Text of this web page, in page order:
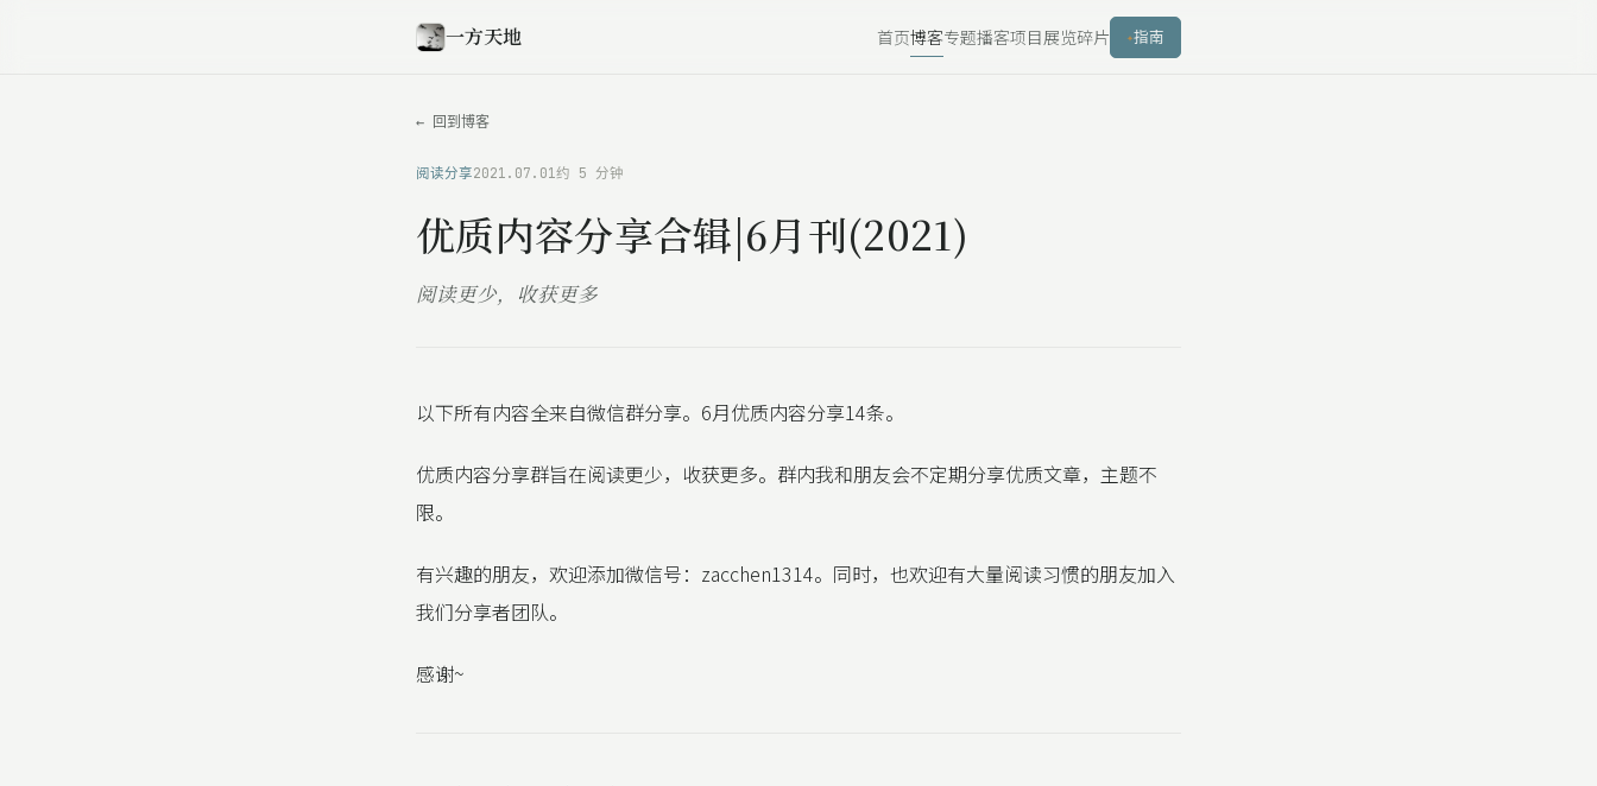
一方天地 首页博客专题播客项目展览碎片 指南
← 回到博客
阅读分享2021.07.01约 5 分钟
优质内容分享合辑|6月刊(2021)
阅读更少，收获更多
以下所有内容全来自微信群分享。6月优质内容分享14条。
优质内容分享群旨在阅读更少，收获更多。群内我和朋友会不定期分享优质文章，主题不
限。
有兴趣的朋友，欢迎添加微信号：zacchen1314。同时，也欢迎有大量阅读习惯的朋友加入
我们分享者团队。
感谢~